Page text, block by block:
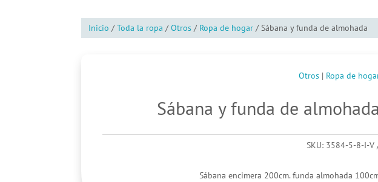
Inicio /Toda la ropa /Otros / Ropa de hogar / Sábana y funda de almohada
Otros | Ropa de
Sábana y funda de almohada
SKU: 3584-5-8-I-V
Sábana encimera 200cm. funda almohada